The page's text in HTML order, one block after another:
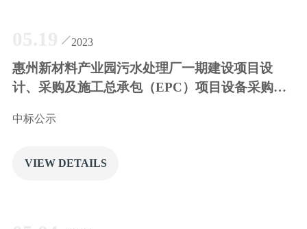
联系我们 2023
惠州新材料产业园污水处理厂一期建设项目设
计、采购及施工总承包（EPC）项目设备采购
中标公示
VIEW DETAILS